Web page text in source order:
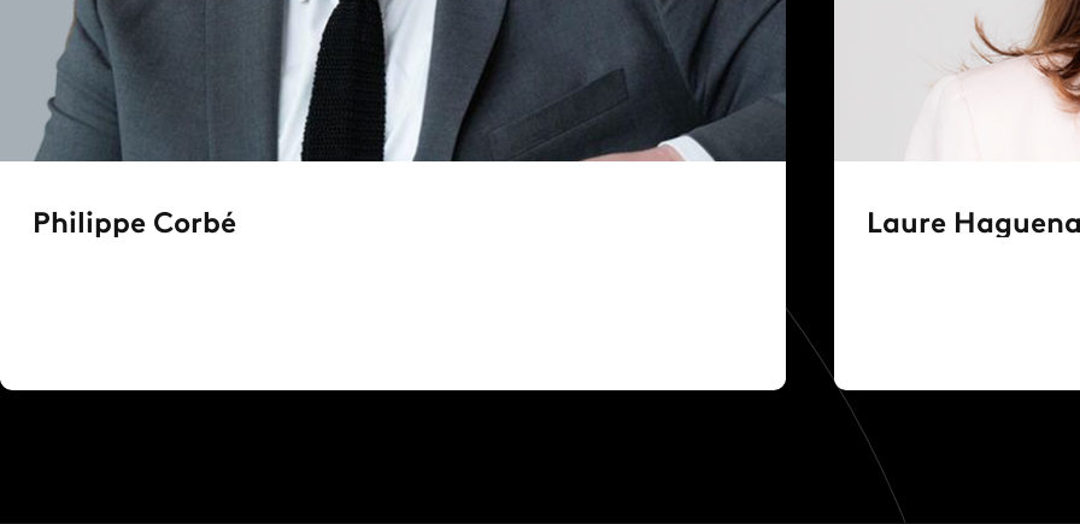
Philippe Corbé Laure